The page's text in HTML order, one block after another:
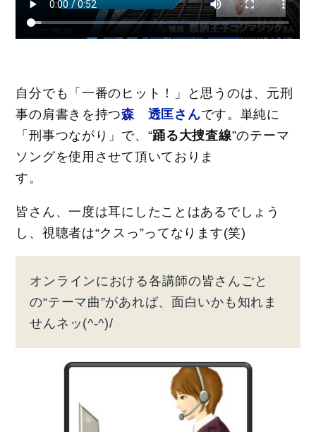
自分でも「一番のヒット！」と思うのは、元刑
事の肩書きを持つ森 透匡さんです。単純に
「刑事つながり」で、“踊る大捜査線”のテーマ
ソングを使用させて頂いておりま
す。
皆さん、一度は耳にしたことはあるでしょう
し、視聴者は“クスっ”ってなります(笑)
オンラインにおける各講師の皆さんごと
の“テーマ曲”があれば、面白いかも知れま
せんネッ(^-^)/